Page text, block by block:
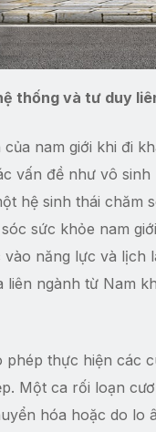
thống và tư duy
nam giới khi đi
vấn đề như vô
hệ sinh thái chăm
sức khỏe nam
năng lực và lịch
liên ngành từ Nam
phép thực hiện các
Một ca rối loạn
hóa hoặc do lo